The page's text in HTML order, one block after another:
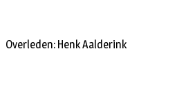
Overleden: Henk Aalderink